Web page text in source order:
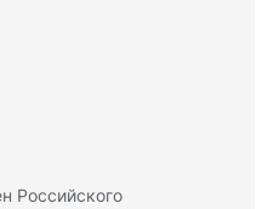
Российского